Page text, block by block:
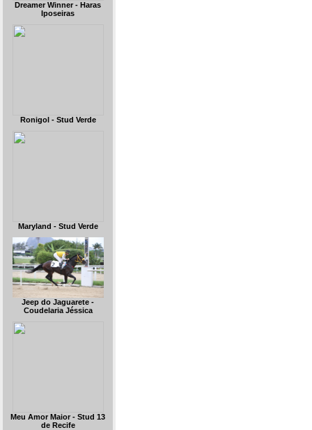
Dreamer Winner - Haras
Iposeiras
Ronigol - Stud Verde
Maryland - Stud Verde
Jeep do Jaguarete -
Coudelaria Jéssica
Meu Amor Maior - Stud 13
de Recife